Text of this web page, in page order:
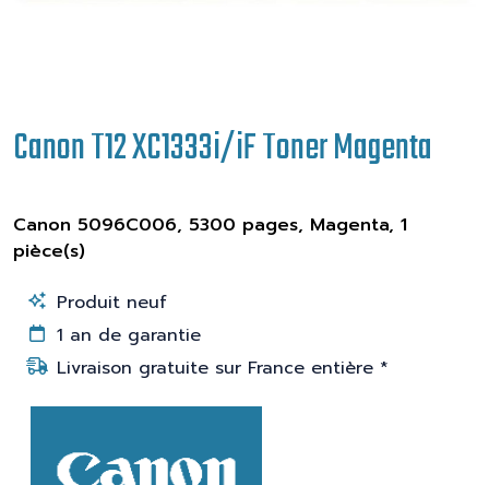
Canon T12 XC1333i/iF Toner Magenta
Canon 5096C006, 5300 pages, Magenta, 1
pièce(s)
Produit neuf
1 an de garantie
Livraison gratuite sur France entière *